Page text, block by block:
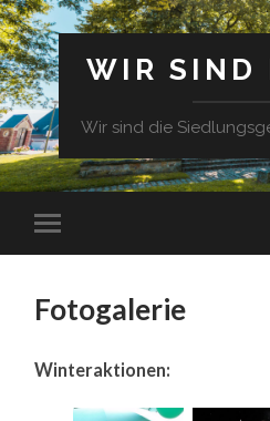
WIR SIND
Wir sind die
Fotogalerie
Winteraktionen: